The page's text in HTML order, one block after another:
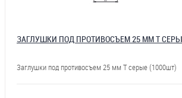
ЗАГЛУШКИ ПОД ПРОТИВОСЪЕМ 25 ММ Т
Заглушки под противосъем 25 мм Т серые (1000шт)